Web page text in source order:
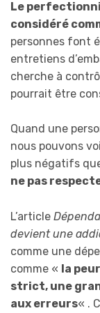
Le
considéré
personnes font
entretiens
cherche à
pourrait être
Quand une
nous pouvons
plus négatifs
ne pas
L’article
devient une
comme une
comme « la peur
strict, une
aux erreurs« .